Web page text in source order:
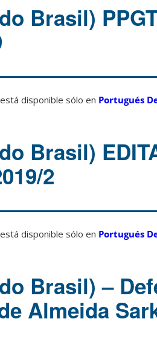
Brasil)
disponible sólo en Portugués
Brasil)
2
disponible sólo en Portugués
Brasil) –
Almeida